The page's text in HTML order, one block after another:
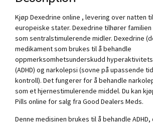
Kjøp Dexedrine online , levering over natten
europeiske stater. Dexedrine tilhører
som sentralstimulerende midler. Dexedrine
medikament som brukes til å behandle
oppmerksomhetsunderskudd
(ADHD) og narkolepsi (sovne på upassende
kontroll). Det fungerer for å behandle
som et hjernestimulerende middel. Du kan
Pills online for salg fra Good Dealers Meds.
Denne medisinen brukes til å behandle